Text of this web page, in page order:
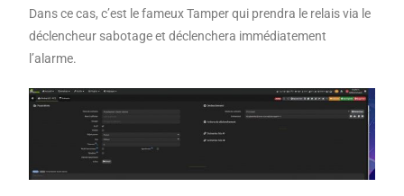
Dans ce cas, c’est le fameux Tamper qui prendra le relais via le
déclencheur sabotage et déclenchera immédiatement
l’alarme.